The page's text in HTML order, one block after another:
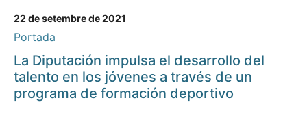
22 de setembre de 2021
Portada
La Diputación impulsa el desarrollo del
talento en los jóvenes a través de un
programa de formación deportivo